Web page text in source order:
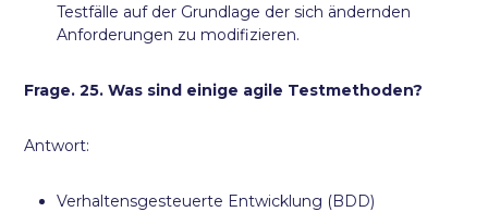
Testfälle auf der Grundlage der sich ändernden
Anforderungen zu modifizieren.
Frage. 25. Was sind einige agile Testmethoden?
Antwort:
Verhaltensgesteuerte Entwicklung (BDD)